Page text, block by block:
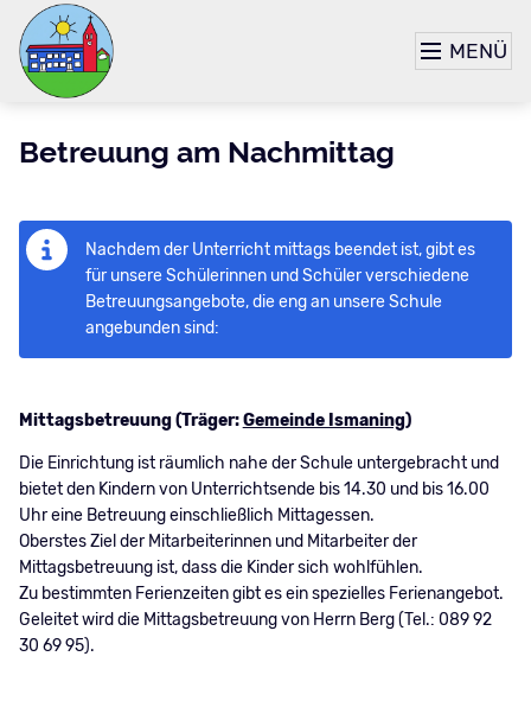
MENÜ
Betreuung am Nachmittag
Nachdem der Unterricht mittags beendet ist, gibt es
für unsere Schülerinnen und Schüler verschiedene
Betreuungsangebote, die eng an unsere Schule
angebunden sind:
Mittagsbetreuung (Träger:Gemeinde Ismaning)
Die Einrichtung ist räumlich nahe der Schule untergebracht und
bietet den Kindern von Unterrichtsende bis 14.30 und bis 16.00
Uhr eine Betreuung einschließlich Mittagessen.
Oberstes Ziel der Mitarbeiterinnen und Mitarbeiter der
Mittagsbetreuung ist, dass die Kinder sich wohlfühlen.
Zu bestimmten Ferienzeiten gibt es ein spezielles Ferienangebot.
Geleitet wird die Mittagsbetreuung von Herrn Berg (Tel.: 089 92
30 69 95).